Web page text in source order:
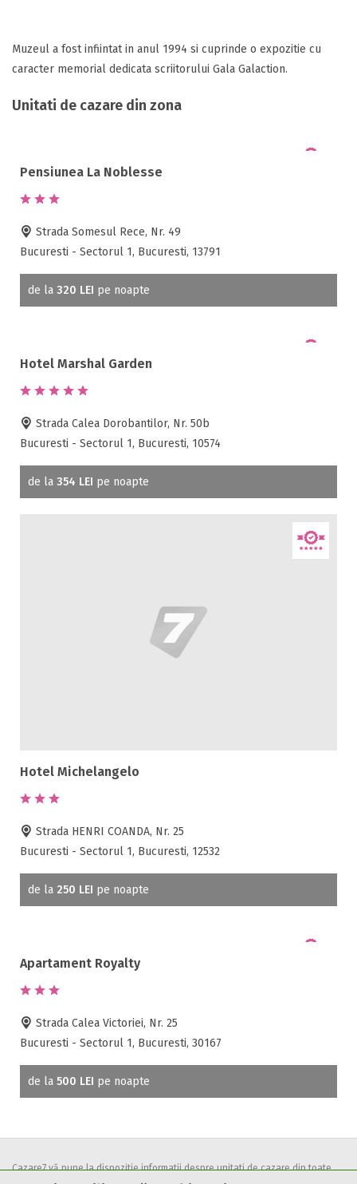
Muzeul a fost infiintat in anul 1994 si cuprinde o expozitie cu
caracter memorial dedicata scriitorului Gala Galaction.
Unitati de cazare din zona
Pensiunea La Noblesse
Strada Somesul Rece, Nr. 49
Bucuresti - Sectorul 1, Bucuresti, 13791
de la 320 LEI pe noapte
Hotel Marshal Garden
Strada Calea Dorobantilor, Nr. 50b
Bucuresti - Sectorul 1, Bucuresti, 10574
de la 354 LEI pe noapte
Hotel Michelangelo
Strada HENRI COANDA, Nr. 25
Bucuresti - Sectorul 1, Bucuresti, 12532
de la 250 LEI pe noapte
Apartament Royalty
Strada Calea Victoriei, Nr. 25
Bucuresti - Sectorul 1, Bucuresti, 30167
de la 500 LEI pe noapte
Cazare7 vă pune la dispozitie informatii despre unitati de cazare din toate